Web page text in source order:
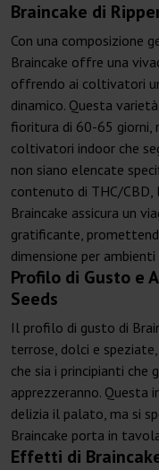
Braincake di
Con una composizione
Braincake offre una
offrendo ai coltivatori
dinamico. Questa
fioritura di 60-65 giorni,
coltivatori indoor che
non siano elencate
contenuto di THC/
Braincake assicura un
gratificante,
dimensione per ambienti
Profilo di Gusto e
Seeds
Il profilo di gusto di
terrose, dolci e
che sia i principianti che
apprezzeranno. Questa
delizia il palato, ma si
Braincake porta in
Effetti di